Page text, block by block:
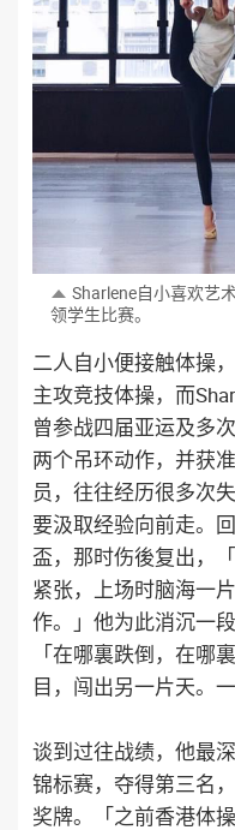
Sharlene自小喜欢艺
领学生比赛。
二人自小便接触体操
主攻竞技体操，而
曾参战四届亚运及多
两个吊环动作，并获
员，往往经历很多次
要汲取经验向前走。
盃，那时伤後复出，
紧张，上场时脑海一
作。」他为此消沉一
「在哪裏跌倒，在哪
目，闯出另一片天。
谈到过往战绩，他最
锦标赛，夺得第三名
奖牌。「之前香港体